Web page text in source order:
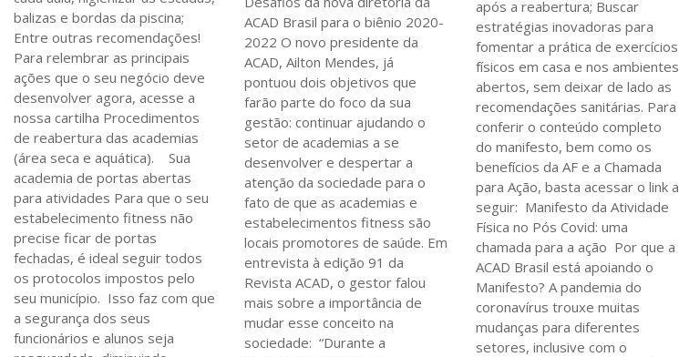
balizas e bordas da piscina;
Entre outras recomendações!
Para relembrar as principais
ações que o seu negócio deve
desenvolver agora, acesse a
nossa cartilha Procedimentos
de reabertura das academias
(área seca e aquática). Sua
academia de portas abertas
para atividades Para que o seu
estabelecimento fitness não
precise ficar de portas
fechadas, é ideal seguir todos
os protocolos impostos pelo
seu município. Isso faz com que
a segurança dos seus
funcionários e alunos seja
ACAD Brasil para o biênio 2020-
2022 O novo presidente da
ACAD, Ailton Mendes, já
pontuou dois objetivos que
farão parte do foco da sua
gestão: continuar ajudando o
setor de academias a se
desenvolver e despertar a
atenção da sociedade para o
fato de que as academias e
estabelecimentos fitness são
locais promotores de saúde. Em
entrevista à edição 91 da
Revista ACAD, o gestor falou
mais sobre a importância de
mudar esse conceito na
sociedade: “Durante a
após a reabertura; Buscar
estratégias inovadoras para
fomentar a prática de exercícios
físicos em casa e nos ambientes
abertos, sem deixar de lado as
recomendações sanitárias. Para
conferir o conteúdo completo
do manifesto, bem como os
benefícios da AF e a Chamada
para Ação, basta acessar o link a
seguir: Manifesto da Atividade
Física no Pós Covid: uma
chamada para a ação Por que a
ACAD Brasil está apoiando o
Manifesto? A pandemia do
coronavírus trouxe muitas
mudanças para diferentes
setores, inclusive com o